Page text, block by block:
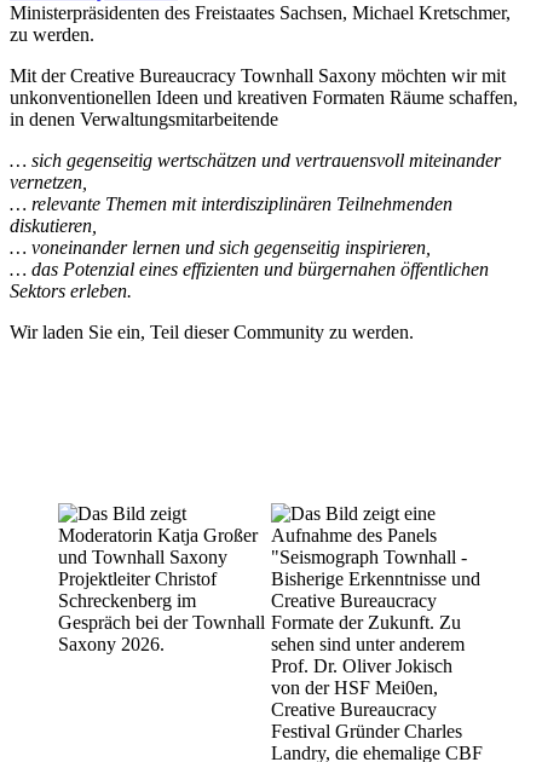
Ministerpräsidenten des Freistaates Sachsen, Michael Kretschmer,
zu werden.
Mit der Creative Bureaucracy Townhall Saxony möchten wir mit
unkonventionellen Ideen und kreativen Formaten Räume schaffen,
in denen Verwaltungsmitarbeitende
… sich gegenseitig wertschätzen und vertrauensvoll miteinander
vernetzen,
… relevante Themen mit interdisziplinären Teilnehmenden
diskutieren,
… voneinander lernen und sich gegenseitig inspirieren,
… das Potenzial eines effizienten und bürgernahen öffentlichen
Sektors erleben.
Wir laden Sie ein, Teil dieser Community zu werden.